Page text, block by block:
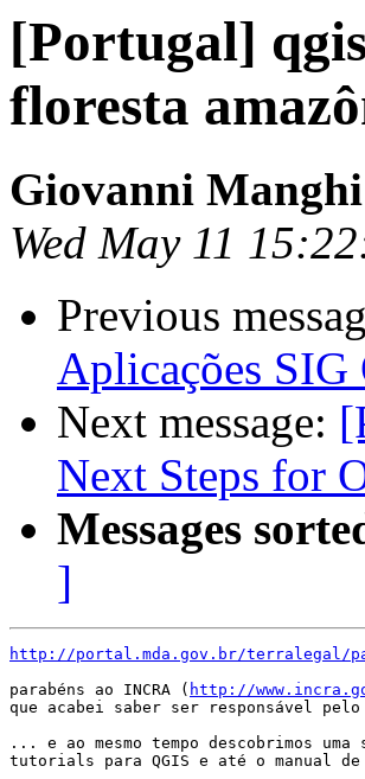
[Portugal]
floresta
Giovanni Manghi
Wed May 11
Previous
Aplicações SIG
Next message:
Next Steps for
Messages
]
http://portal.mda.gov.br/terralegal/
parabéns ao INCRA ( http://
que acabei saber ser responsável
... e ao mesmo tempo descobrimos
tutorials para QGIS e até o manual de